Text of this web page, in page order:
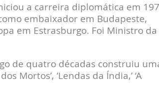
a carreira diplomática em
embaixador em Budapeste,
em Estrasburgo. Foi Ministro da
de quatro décadas construiu
Mortos’, ‘Lendas da Índia,’ ‘A